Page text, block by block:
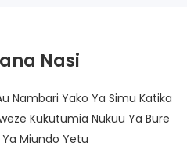
Nasi
Nambari Yako Ya Simu Katika
Kukutumia Nukuu Ya Bure
Miundo Yetu